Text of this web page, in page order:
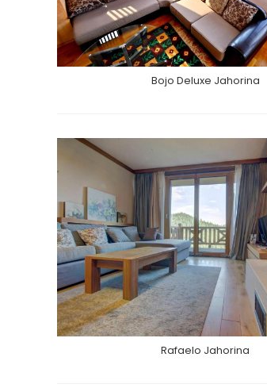
Bojo Deluxe Jahorina
Rafaelo Jahorina